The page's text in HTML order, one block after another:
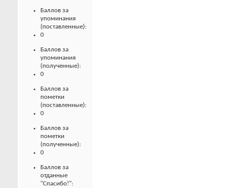
Баллов за
упоминания
(поставленные):
0
Баллов за
упоминания
(полученные):
0
Баллов за
пометки
(поставленные):
0
Баллов за
пометки
(полученные):
0
Баллов за
отданные
"Спасибо!":